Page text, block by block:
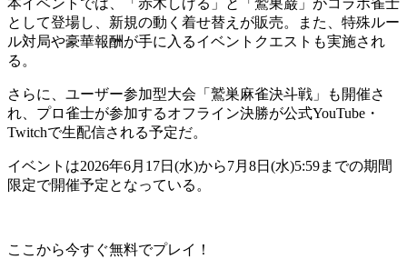
本イベントでは、
「赤木しげる」と「鷲巣巌」がコラボ雀士
として登場し、 新規の動く着せ替えが販売。また、特殊ルー
ル対局や豪華報酬が手に入るイベントクエストも実施され
る。
さらに、ユーザー参加型大会「 鷲巣麻雀決斗戦 」も開催さ
れ、プロ雀士が参加するオフライン決勝が公式YouTube・
Twitchで生配信される予定だ。
イベントは2026年6月17日(水)から7月8日(水)5:59までの期間
限定で開催予定となっている。
ここから今すぐ無料でプレイ！